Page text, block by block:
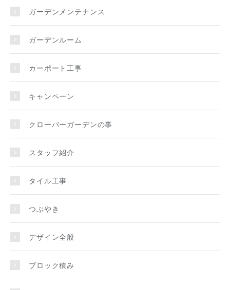
ガーデンメンテナンス
ガーデンルーム
カーポート工事
キャンペーン
クローバーガーデンの事
スタッフ紹介
タイル工事
つぶやき
デザイン全般
ブロック積み